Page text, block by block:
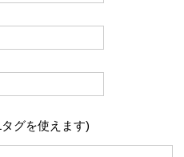
グを使えます)